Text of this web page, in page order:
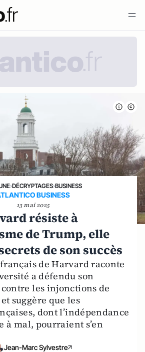
›DÉCRYPTAGES›BUSINESS
BUSINESS
13 mai 2025
résiste à
de Trump, elle
de son succès
de Harvard raconte
a défendu son
les injonctions de
suggère que les
dont l’indépendance
à mal, pourraient s’en
Jean-Marc Sylvestre